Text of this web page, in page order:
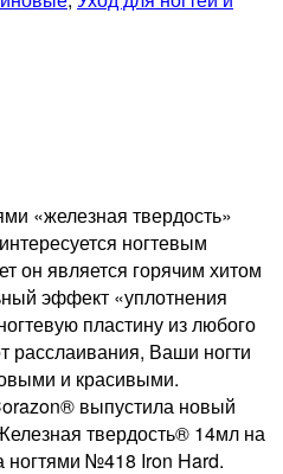
«железная твердость»
ногтевым
он является горячим хитом
эффект «уплотнения
пластину из любого
расслаивания, Ваши ногти
и красивыми.
выпустила новый
твердость® 14мл на
ногтями №418 Iron Hard.